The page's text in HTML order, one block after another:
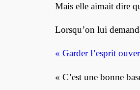
Mais elle aimait dire
Lorsqu’on lui
« Garder l’esprit
« C’est une bonne